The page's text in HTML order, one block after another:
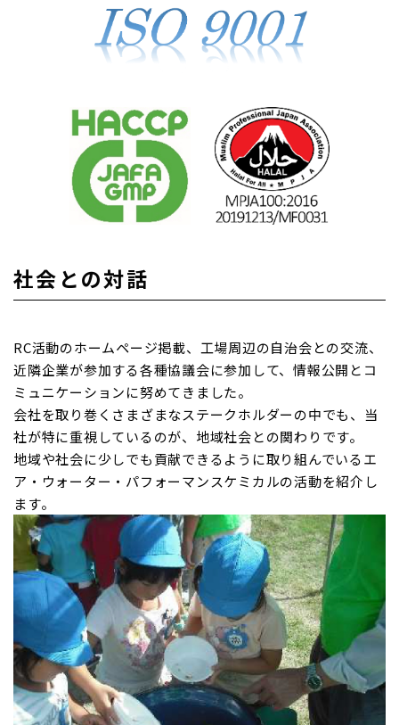
社会との対話
RC活動のホームページ掲載、工場周辺の自治会との交流、
近隣企業が参加する各種協議会に参加して、情報公開とコ
ミュニケーションに努めてきました。
会社を取り巻くさまざまなステークホルダーの中でも、当
社が特に重視しているのが、地域社会との関わりです。
地域や社会に少しでも貢献できるように取り組んでいるエ
ア・ウォーター・パフォーマンスケミカルの活動を紹介し
ます。